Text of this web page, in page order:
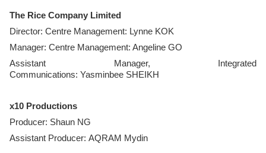
The Rice Company Limited
Director: Centre Management: Lynne KOK
Manager: Centre Management: Angeline GO
Assistant Manager, Integrated
Communications: Yasminbee SHEIKH
x10 Productions
Producer: Shaun NG
Assistant Producer: AQRAM Mydin